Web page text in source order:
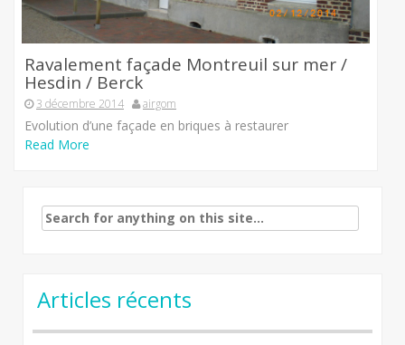
Ravalement façade Montreuil sur mer /
Hesdin / Berck
3 décembre 2014 airgom
Evolution d’une façade en briques à restaurer
Read More
Search
for:
Articles récents